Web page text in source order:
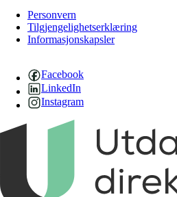
Personvern
Tilgjengelighetserklæring
Informasjonskapsler
Facebook
LinkedIn
Instagram